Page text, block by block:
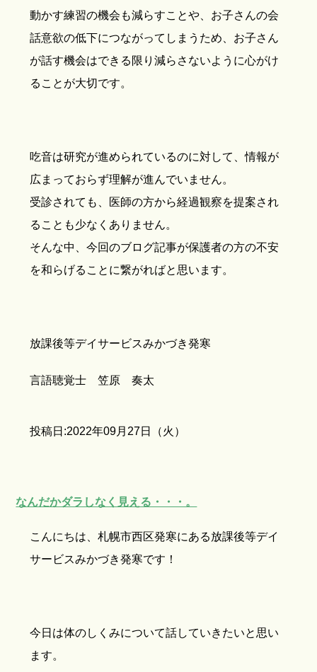
動かす練習の機会も減らすことや、お子さんの会
話意欲の低下につながってしまうため、お子さん
が話す機会はできる限り減らさないように心がけ
ることが大切です。
吃音は研究が進められているのに対して、情報が
広まっておらず理解が進んでいません。
受診されても、医師の方から経過観察を提案され
ることも少なくありません。
そんな中、今回のブログ記事が保護者の方の不安
を和らげることに繋がればと思います。
放課後等デイサービスみかづき発寒
言語聴覚士 笠原 奏太
投稿日:2022年09月27日（火）
なんだかダラしなく見える・・・。
こんにちは、札幌市西区発寒にある放課後等デイ
サービスみかづき発寒です！
今日は体のしくみについて話していきたいと思い
ます。